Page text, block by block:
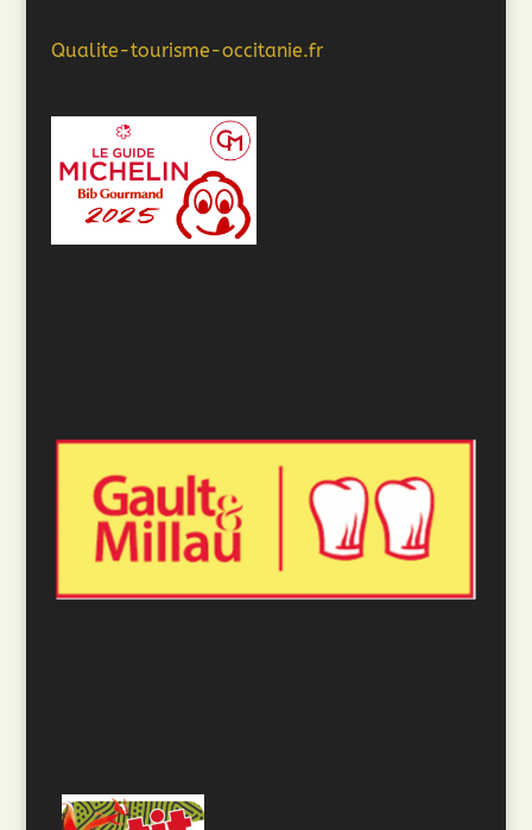
Qualite-tourisme-occitanie.fr